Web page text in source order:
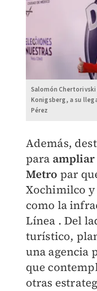
Salomón Chertorivski
Konigsberg, a su
Pérez
Además,
para ampliar
Metro par
Xochimilco
como la
Línea . Del
turístico,
una agencia
que
otras